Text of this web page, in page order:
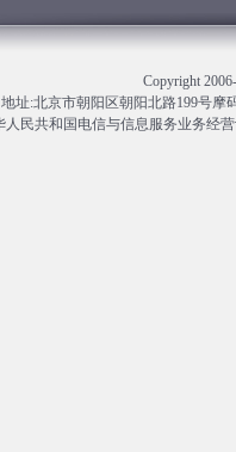
Copyright
地址:北京市朝阳区朝阳北路199号摩
人民共和国电信与信息服务业务经